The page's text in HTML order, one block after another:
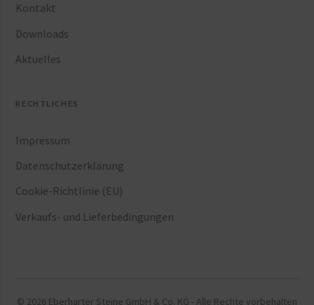
Kontakt
Downloads
Aktuelles
RECHTLICHES
Impressum
Datenschutzerklärung
Cookie-Richtlinie (EU)
Verkaufs- und Lieferbedingungen
© 2026 Eberharter Steine GmbH & Co. KG - Alle Rechte vorbehalten